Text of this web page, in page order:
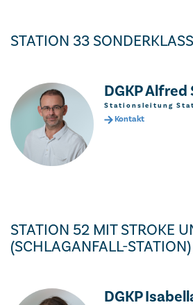
STATION 33
DGKP
Stationsleitung
Kontakt
STATION 52 MIT STROKE
(SCHLAGANFALL-STATION)
DGKP